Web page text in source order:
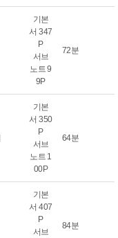
기본
서 347
P
서브
노트 9
9P
72분
기본
서 350
P
서브
노트 1
00P
64분
기본
서 407
P
서브
84분